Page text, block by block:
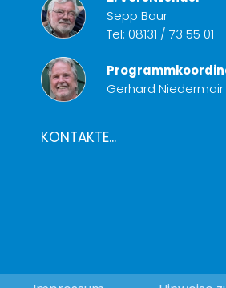
Sepp Baur
Tel: 08131 / 73 55 01
Gerhard Niedermair
KONTAKTE...